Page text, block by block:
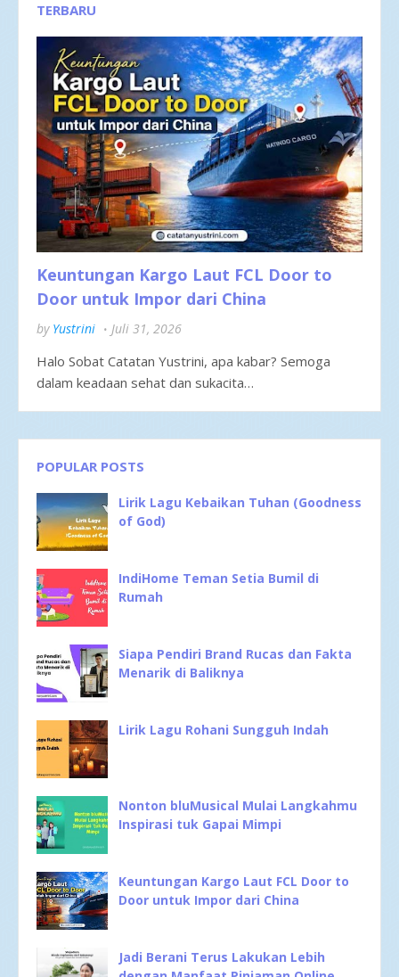
TERBARU
Keuntungan Kargo Laut FCL Door to
Door untuk Impor dari China
by Yustrini Juli 31, 2026
Halo Sobat Catatan Yustrini, apa kabar? Semoga
dalam keadaan sehat dan sukacita…
POPULAR POSTS
Lirik Lagu Kebaikan Tuhan (Goodness
of God)
IndiHome Teman Setia Bumil di
Rumah
Siapa Pendiri Brand Rucas dan Fakta
Menarik di Baliknya
Lirik Lagu Rohani Sungguh Indah
Nonton bluMusical Mulai Langkahmu
Inspirasi tuk Gapai Mimpi
Keuntungan Kargo Laut FCL Door to
Door untuk Impor dari China
Jadi Berani Terus Lakukan Lebih